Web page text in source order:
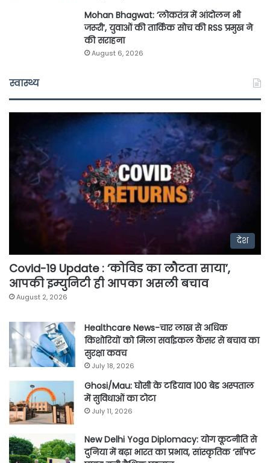
Mohan Bhagwat: ‘लोकतंत्र में आंदोलन भी
जरूरी’, युवाओं की तार्किक सोच की RSS प्रमुख ने
की सराहना
August 6, 2026
स्वास्थ्य
देश
Covid-19 Update : ‘कोविड का लौटता साया’,
आपकी इम्युनिटी ही आपका असली बचाव
August 2, 2026
Healthcare News-चार लाख से अधिक
किशोरियों को मिला सर्वाइकल कैंसर से बचाव का
सुरक्षा कवच
July 18, 2026
Ghosi/Mau: घोसी के टडियाव 100 बेड अस्पताल
में सुविधाओं का टोटा
July 11, 2026
New Delhi Yoga Diplomacy: योग कूटनीति से
दुनिया में बढ़ा भारत का प्रभाव, सांस्कृतिक ‘सॉफ्ट